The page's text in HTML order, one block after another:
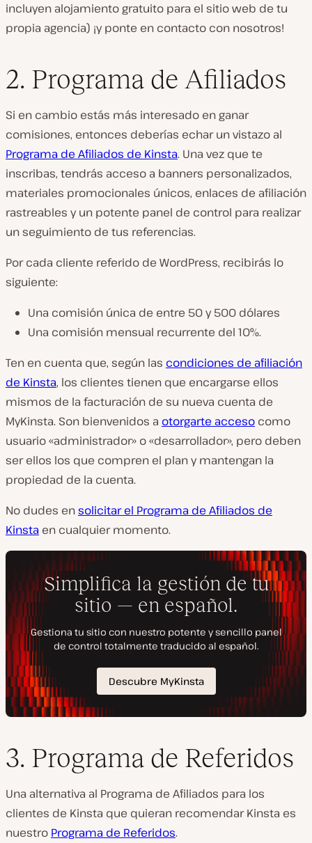
incluyen alojamiento gratuito para el sitio web de tu
propia agencia) ¡y ponte en contacto con nosotros!
2. Programa de Afiliados
Si en cambio estás más interesado en ganar
comisiones, entonces deberías echar un vistazo al
Programa de Afiliados de Kinsta. Una vez que te
inscribas, tendrás acceso a banners personalizados,
materiales promocionales únicos, enlaces de afiliación
rastreables y un potente panel de control para realizar
un seguimiento de tus referencias.
Por cada cliente referido de WordPress, recibirás lo
siguiente:
Una comisión única de entre 50 y 500 dólares
Una comisión mensual recurrente del 10%.
Ten en cuenta que, según las condiciones de afiliación
de Kinsta, los clientes tienen que encargarse ellos
mismos de la facturación de su nueva cuenta de
MyKinsta. Son bienvenidos a otorgarte acceso como
usuario «administrador» o «desarrollador», pero deben
ser ellos los que compren el plan y mantengan la
propiedad de la cuenta.
No dudes ensolicitar el Programa de Afiliados de
Kinsta en cualquier momento.
3. Programa de Referidos
Una alternativa al Programa de Afiliados para los
clientes de Kinsta que quieran recomendar Kinsta es
nuestro Programa de Referidos.